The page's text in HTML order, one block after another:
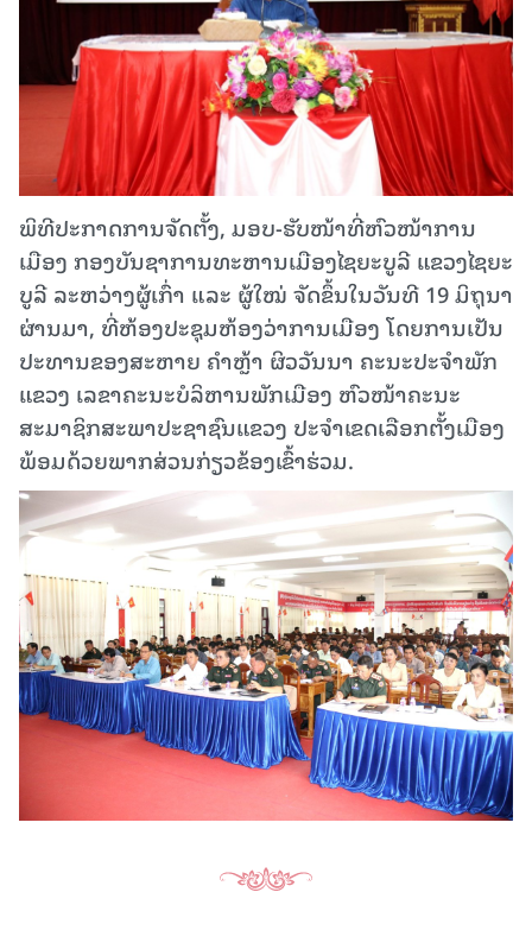
ພິທີປະກາດການຈັດຕັ້ງ, ມອບ-ຮັບໜ້າທີ່ຫົວໜ້າການ
ເມືອງ ກອງບັນຊາການທະຫານເມືອງໄຊຍະບູລີ ແຂວງໄຊຍະ
ບູລີ ລະຫວ່າງຜູ້ເກົ່າ ແລະ ຜູ້ໃໝ່ ຈັດຂຶ້ນໃນວັນທີ 19 ມິຖຸນາ
ຜ່ານມາ, ທີ່ຫ້ອງປະຊຸມຫ້ອງວ່າການເມືອງ ໂດຍການເປັນ
ປະທານຂອງສະຫາຍ ຄຳຫຼ້າ ຜິວວັນນາ ຄະນະປະຈຳພັກ
ແຂວງ ເລຂາຄະນະບໍລິຫານພັກເມືອງ ຫົວໜ້າຄະນະ
ສະມາຊິກສະພາປະຊາຊົນແຂວງ ປະຈຳເຂດເລືອກຕັ້ງເມືອງ
ພ້ອມດ້ວຍພາກສ່ວນກ່ຽວຂ້ອງເຂົ້າຮ່ວມ.